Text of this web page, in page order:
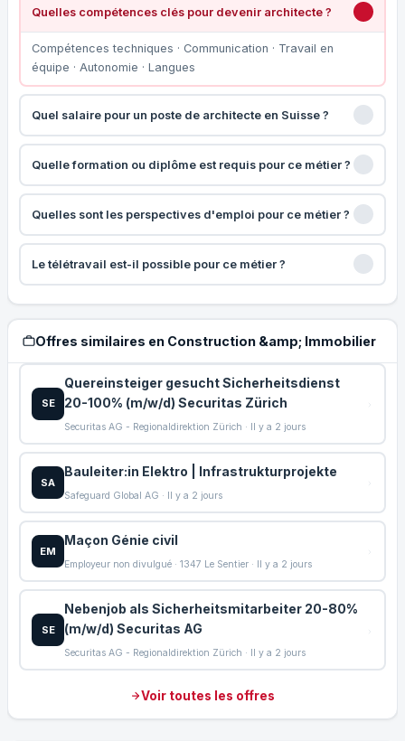
Quelles compétences clés pour devenir architecte ?
Compétences techniques · Communication · Travail en
équipe · Autonomie · Langues
Quel salaire pour un poste de architecte en Suisse ?
Quelle formation ou diplôme est requis pour ce métier ?
Quelles sont les perspectives d'emploi pour ce métier ?
Le télétravail est-il possible pour ce métier ?
Offres similaires en Construction &amp; Immobilier
SE
Quereinsteiger gesucht Sicherheitsdienst
20-100% (m/w/d) Securitas Zürich
Securitas AG - Regionaldirektion Zürich · Il y a 2 jours
SA
Bauleiter:in Elektro | Infrastrukturprojekte
Safeguard Global AG · Il y a 2 jours
EM
Maçon Génie civil
Employeur non divulgué · 1347 Le Sentier · Il y a 2 jours
SE
Nebenjob als Sicherheitsmitarbeiter 20-80%
(m/w/d) Securitas AG
Securitas AG - Regionaldirektion Zürich · Il y a 2 jours
Voir toutes les offres